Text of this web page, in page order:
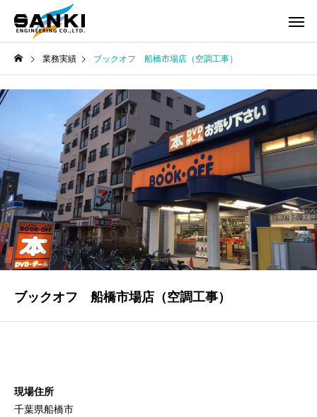
業務実績 ブックオフ 船橋市場店（空調工事）
ブックオフ 船橋市場店（空調工事）
現場住所
千葉県船橋市